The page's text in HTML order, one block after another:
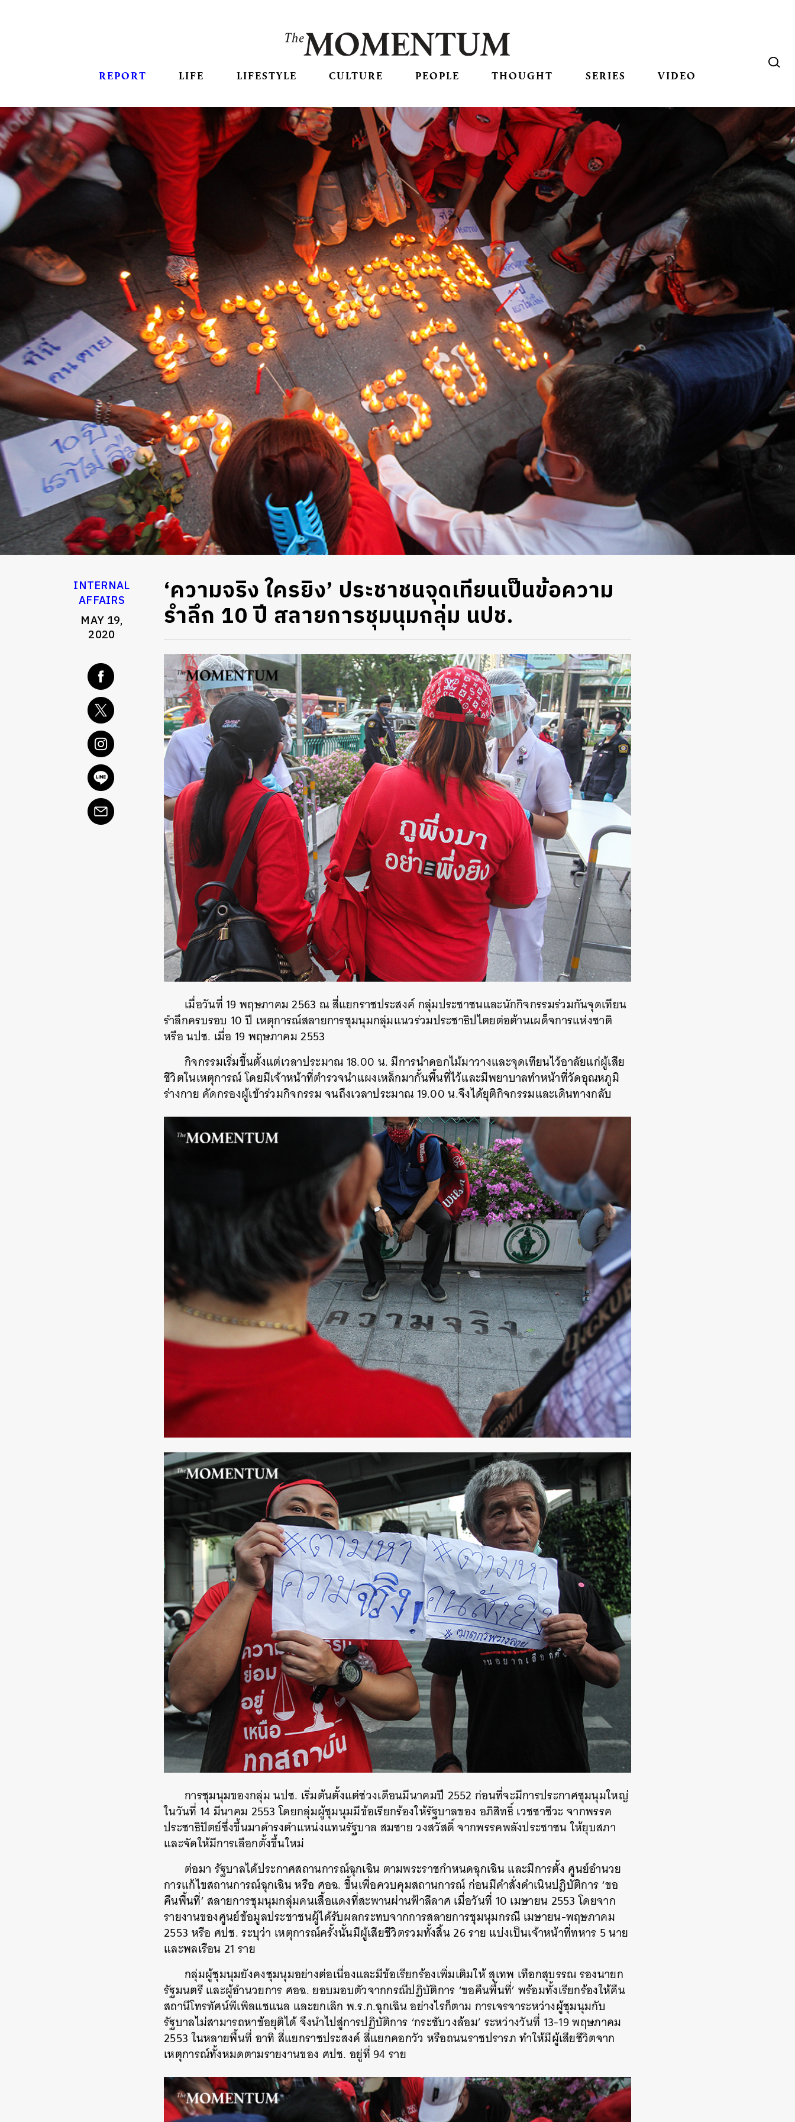
REPORT LIFE LIFESTYLE CULTURE PEOPLE THOUGHT SERIES VIDEO
INTERNAL
AFFAIRS
MAY 19,
2020
‘ความจริง ใครยิง’ ประชาชนจุดเทียนเป็นข้อความ
รำลึก 10 ปี สลายการชุมนุมกลุ่ม นปช.
เมื่อวันที่ 19 พฤษภาคม 2563 ณ สี่แยกราชประสงค์ กลุ่มประชาชนและนักกิจกรรมร่วมกันจุดเทียน
รำลึกครบรอบ 10 ปี เหตุการณ์สลายการชุมนุมกลุ่มแนวร่วมประชาธิปไตยต่อต้านเผด็จการแห่งชาติ
หรือ นปช. เมื่อ 19 พฤษภาคม 2553
กิจกรรมเริ่มขึ้นตั้งแต่เวลาประมาณ 18.00 น. มีการนำดอกไม้มาวางและจุดเทียนไว้อาลัยแก่ผู้เสีย
ชีวิตในเหตุการณ์ โดยมีเจ้าหน้าที่ตำรวจนำแผงเหล็กมากั้นพื้นที่ไว้และมีพยาบาลทำหน้าที่วัดอุณหภูมิ
ร่างกาย คัดกรองผู้เข้าร่วมกิจกรรม จนถึงเวลาประมาณ 19.00 น.จึงได้ยุติกิจกรรมและเดินทางกลับ
การชุมนุมของกลุ่ม นปช. เริ่มต้นตั้งแต่ช่วงเดือนมีนาคมปี 2552 ก่อนที่จะมีการประกาศชุมนุมใหญ่
ในวันที่ 14 มีนาคม 2553 โดยกลุ่มผู้ชุมนุมมีข้อเรียกร้องให้รัฐบาลของ อภิสิทธิ์ เวชชาชีวะ จากพรรค
ประชาธิปัตย์ซึ่งขึ้นมาดำรงตำแหน่งแทนรัฐบาล สมชาย วงสวัสดิ์ จากพรรคพลังประชาชน ให้ยุบสภา
และจัดให้มีการเลือกตั้งขึ้นใหม่
ต่อมา รัฐบาลได้ประกาศสถานการณ์ฉุกเฉิน ตามพระราชกำหนดฉุกเฉินและมีการตั้ง ศูนย์อำนวย
การแก้ไขสถานการณ์ฉุกเฉิน หรือ ศอฉ. ขึ้นเพื่อควบคุมสถานการณ์ ก่อนมีคำสั่งดำเนินปฎิบัติการ ‘ขอ
คืนพื้นที่’ สลายการชุมนุมกลุ่มคนเสื้อแดงที่สะพานผ่านฟ้าลีลาศ เมื่อวันที่ 10 เมษายน 2553 โดยจาก
รายงานของศูนย์ข้อมูลประชาชนผู้ได้รับผลกระทบจากการสลายการชุมนุมกรณี เมษายน-พฤษภาคม
2553 หรือ ศปช. ระบุว่า เหตุการณ์ครั้งนั้นมีผู้เสียชีวิตรวมทั้งสิ้น 26 ราย แบ่งเป็นเจ้าหน้าที่ทหาร 5 นาย
และพลเรือน 21 ราย
กลุ่มผู้ชุมนุมยังคงชุมนุมอย่างต่อเนื่องและมีข้อเรียกร้องเพิ่มเติมให้ สุเทพ เทือกสุบรรณ รองนายก
รัฐมนตรี และผู้อำนวยการ ศอฉ. ยอบมอบตัวจากกรณีปฎิบัติการ ‘ขอคืนพื้นที่’ พร้อมทั้งเรียกร้องให้คืน
สถานีโทรทัศน์พีเพิลแชแนล และยกเลิก พ.ร.ก.ฉุกเฉิน อย่างไรก็ตาม การเจรจาระหว่างผู้ชุมนุมกับ
รัฐบาลไม่สามารถหาข้อยุติได้ จึงนำไปสู่การปฏิบัติการ ‘กระชับวงล้อม’ ระหว่างวันที่ 13-19 พฤษภาคม
2553 ในหลายพื้นที่ อาทิ สี่แยกราชประสงค์ สี่แยกคอกวัว หรือถนนราชปรารภ ทำให้มีผู้เสียชีวิตจาก
เหตุการณ์ทั้งหมดตามรายงานของ ศปช. อยู่ที่ 94 ราย
ค้นหา
SHARE TWEET LINE EMAIL